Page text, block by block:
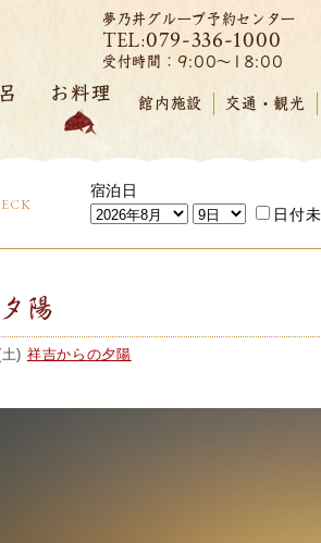
夢乃井グループ予約センター
TEL:079-336-1000
受付時間：9:00～18:00
お料理
館内施設 交通・観光
宿泊日
日付
陽
) 祥吉からの夕陽